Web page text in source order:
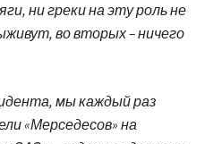
ни греки на эту роль не
во вторых – ничего
мы каждый раз
«Мерседесов» на